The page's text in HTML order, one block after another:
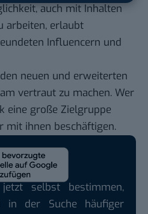
auch mit Inhalten
arbeiten, erlaubt
Influencern und
neuen und erweiterten
vertraut zu machen. Wer
eine große Zielgruppe
mit ihnen beschäftigen.
selbst bestimmen,
in der Suche häufiger